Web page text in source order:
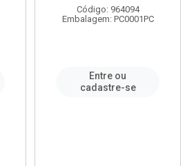
Código: 964094
Embalagem: PC0001PC
Entre ou
cadastre-se